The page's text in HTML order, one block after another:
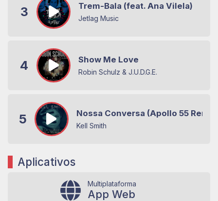
3 Trem-Bala (feat. Ana Vilela)
Jetlag Music
4 Show Me Love
Robin Schulz & J.U.D.G.E.
5 Nossa Conversa (Apollo 55
Kell Smith
Aplicativos
Multiplataforma
App Web